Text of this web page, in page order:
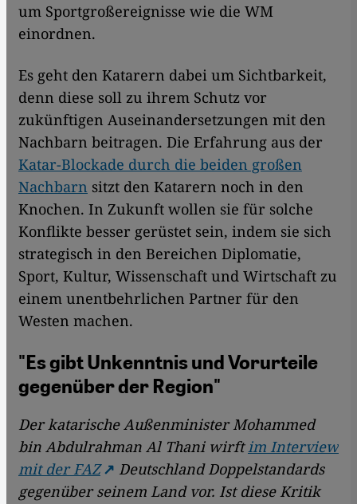
um Sportgroßereignisse wie die WM
einordnen.
Es geht den Katarern dabei um Sichtbarkeit,
denn diese soll zu ihrem Schutz vor
zukünftigen Auseinandersetzungen mit den
Nachbarn beitragen. Die Erfahrung aus der
Katar-Blockade durch die beiden großen
Nachbarn sitzt den Katarern noch in den
Knochen. In Zukunft wollen sie für solche
Konflikte besser gerüstet sein, indem sie sich
strategisch in den Bereichen Diplomatie,
Sport, Kultur, Wissenschaft und Wirtschaft zu
einem unentbehrlichen Partner für den
Westen machen.
"Es gibt Unkenntnis und Vorurteile
gegenüber der Region"
Der katarische Außenminister Mohammed
bin Abdulrahman Al Thani wirftim Interview
mit der FAZ
Deutschland Doppelstandards
gegenüber seinem Land vor. Ist diese Kritik